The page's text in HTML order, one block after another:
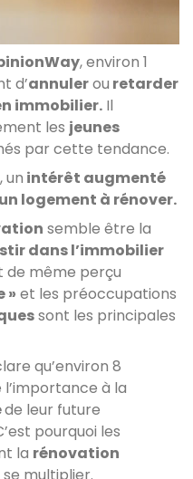
, environ 1
d’annulerou retarder
immobilier. Il
les jeunes
par cette tendance.
un intérêt augmenté
logement à rénover.
semble être la
dans l’immobilier
de même perçu
» et les préoccupations
sont les principales
qu’environ 8
à la
de leur future
pourquoi les
la rénovation
multiplier.